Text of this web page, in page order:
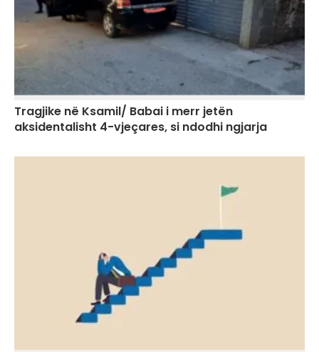
Tragjike në Ksamil/ Babai i merr jetën
aksidentalisht 4-vjeçares, si ndodhi ngjarja